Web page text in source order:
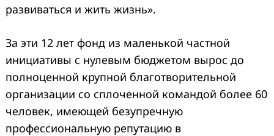
развиваться и жить жизнь».
За эти 12 лет фонд из маленькой частной
инициативы с нулевым бюджетом вырос до
полноценной крупной благотворительной
организации со сплоченной командой более 60
человек, имеющей безупречную
профессиональную репутацию в